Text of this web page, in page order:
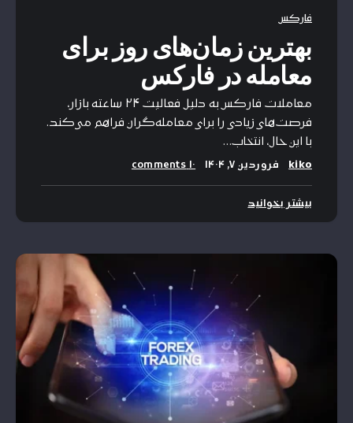
فارکس
بهترین زمان‌های روز برای
معامله در فارکس
معاملات فارکس به دلیل فعالیت ۲۴ ساعته بازار،
فرصت‌های زیادی را برای معامله‌گران فراهم می‌کند.
با این حال، انتخاب…
kiko فروردین ۷, ۱۴۰۴ ۱۰ comments
بیشتر بخوانید